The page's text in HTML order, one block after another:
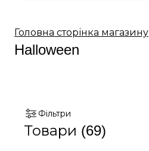
Головна сторінка магазину
Halloween
Фільтри
Товари (69)